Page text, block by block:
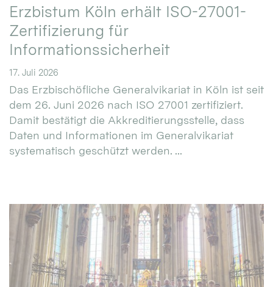
Erzbistum Köln erhält ISO-27001-
Zertifizierung für
Informationssicherheit
17. Juli 2026
Das Erzbischöfliche Generalvikariat in Köln ist seit
dem 26. Juni 2026 nach ISO 27001 zertifiziert.
Damit bestätigt die Akkreditierungsstelle, dass
Daten und Informationen im Generalvikariat
systematisch geschützt werden. ...